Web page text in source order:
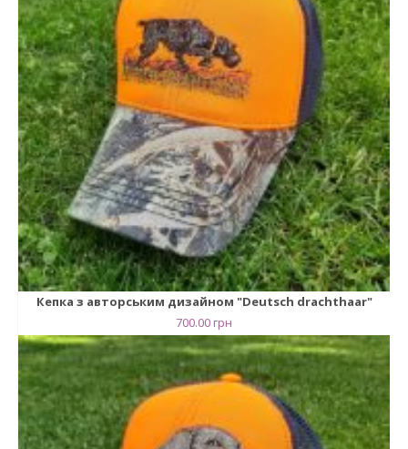
Кепка з авторським дизайном "Deutsch drachthaar"
700.00 грн